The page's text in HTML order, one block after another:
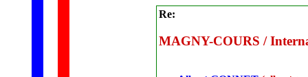
Re:
MAGNY-COURS /